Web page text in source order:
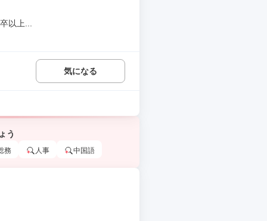
以上...
気になる
う
務 人事 中国語